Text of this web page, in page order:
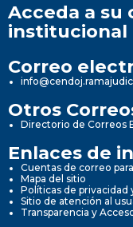
Acceda a
institucional
Correo
Otros
Directorio de Correos
Enlaces de
Cuentas de correo
Mapa del sitio
Políticas de privacidad
Sitio de atención al
Transparencia y